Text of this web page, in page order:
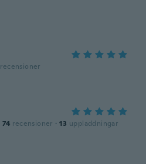
recensioner
74 recensioner · 13 uppladdningar